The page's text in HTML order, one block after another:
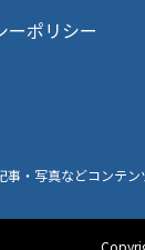
ーポリシー
・写真などコンテ